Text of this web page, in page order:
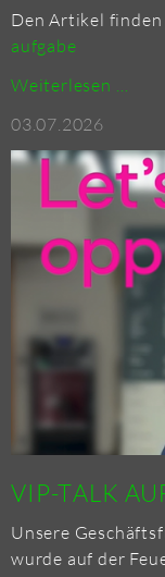
Den Ar­ti­kel fin­den
auf­ga­be
Wei­ter­le­sen …
GA­
BE
03.07.2026
VIP-TALK
Un­se­re
wurde auf der